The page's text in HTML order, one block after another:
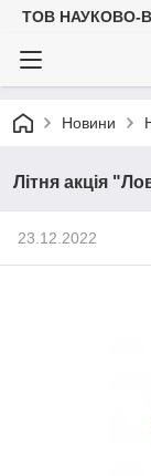
ТОВ НАУКОВО-
Новини
Літня акція
23.12.2022